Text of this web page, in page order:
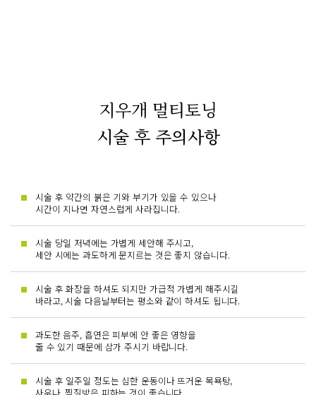
지우개 멀티토닝
시술 후 주의사항
시술 후 약간의 붉은 기와 부기가 있을 수 있으나
시간이 지나면 자연스럽게 사라집니다.
시술 당일 저녁에는 가볍게 세안해 주시고,
세안 시에는 과도하게 문지르는 것은 좋지 않습니다.
시술 후 화장을 하셔도 되지만 가급적 가볍게 해주시길
바라고, 시술 다음날부터는 평소와 같이 하셔도 됩니다.
과도한 음주, 흡연은 피부에 안 좋은 영향을
줄 수 있기 때문에 삼가 주시기 바랍니다.
시술 후 일주일 정도는 심한 운동이나 뜨거운 목욕탕,